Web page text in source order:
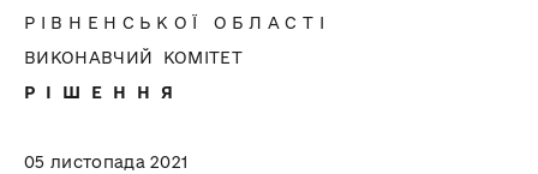
Р І В Н Е Н С Ь К О Ї О Б Л А С Т І
ВИКОНАВЧИЙ КОМІТЕТ
Р І Ш Е Н Н Я
05 листопада 2021